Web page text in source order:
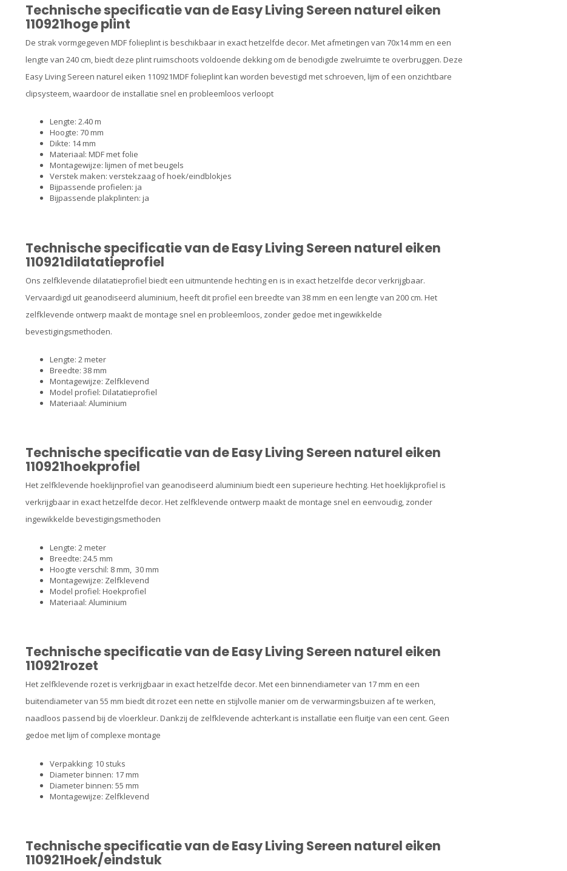
Technische specificatie van de Easy Living Sereen naturel eiken
110921hoge plint
De strak vormgegeven MDF folieplint is beschikbaar in exact hetzelfde decor. Met afmetingen van 70x14 mm en een
lengte van 240 cm, biedt deze plint ruimschoots voldoende dekking om de benodigde zwelruimte te overbruggen. Deze
Easy Living Sereen naturel eiken 110921MDF folieplint kan worden bevestigd met schroeven, lijm of een onzichtbare
clipsysteem, waardoor de installatie snel en probleemloos verloopt
Lengte: 2.40 m
Hoogte: 70 mm
Dikte: 14 mm
Materiaal: MDF met folie
Montagewijze: lijmen of metbeugels
Verstek maken: verstekzaag ofhoek/eindblokjes
Bijpassende profielen: ja
Bijpassende plakplinten: ja
Technische specificatie van de Easy Living Sereen naturel eiken
110921dilatatieprofiel
Ons zelfklevende dilatatieprofiel biedt een uitmuntende hechting en is in exact hetzelfde decor verkrijgbaar.
Vervaardigd uit geanodiseerd aluminium, heeft dit profiel een breedte van 38 mm en een lengte van 200 cm. Het
zelfklevende ontwerp maakt de montage snel en probleemloos, zonder gedoe met ingewikkelde
bevestigingsmethoden.
Lengte: 2 meter
Breedte: 38 mm
Montagewijze: Zelfklevend
Model profiel: Dilatatieprofiel
Materiaal: Aluminium
Technische specificatie van de Easy Living Sereen naturel eiken
110921hoekprofiel
Het zelfklevende hoeklijnprofiel van geanodiseerd aluminium biedt een superieure hechting. Het hoeklijkprofiel is
verkrijgbaar in exact hetzelfde decor. Het zelfklevende ontwerp maakt de montage snel en eenvoudig, zonder
ingewikkelde bevestigingsmethoden
Lengte: 2 meter
Breedte: 24.5 mm
Hoogte verschil: 8 mm, 30 mm
Montagewijze: Zelfklevend
Model profiel: Hoekprofiel
Materiaal: Aluminium
Technische specificatie van de Easy Living Sereen naturel eiken
110921rozet
Het zelfklevende rozet is verkrijgbaar in exact hetzelfde decor. Met een binnendiameter van 17 mm en een
buitendiameter van 55 mm biedt dit rozet een nette en stijlvolle manier om de verwarmingsbuizen af te werken,
naadloos passend bij de vloerkleur. Dankzij de zelfklevende achterkant is installatie een fluitje van een cent. Geen
gedoe met lijm of complexe montage
Verpakking: 10 stuks
Diameter binnen: 17 mm
Diameter binnen: 55 mm
Montagewijze: Zelfklevend
Technische specificatie van de Easy Living Sereen naturel eiken
110921Hoek/eindstuk